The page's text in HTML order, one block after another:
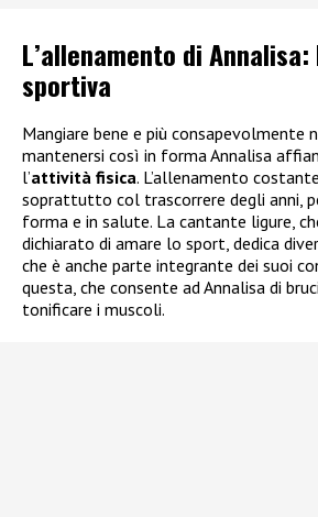
L’allenamento di
sportiva
Mangiare bene e più consapevolmente
mantenersi così in forma Annalisa
l’attività fisica. L’allenamento
soprattutto col trascorrere degli anni,
forma e in salute. La cantante ligure,
dichiarato di amare lo sport, dedica
che è anche parte integrante dei suoi
questa, che consente ad Annalisa di
tonificare i muscoli.